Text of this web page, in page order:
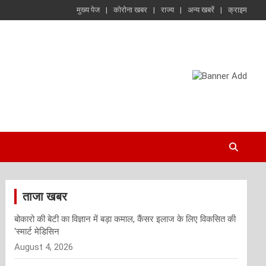
मुख्य पेज कोरोना खबर राज्य अन्य खबरें क्राइम
ताजा खबर
बोकारो की बेटी का विज्ञान में बड़ा कमाल, कैंसर इलाज के लिए विकसित की
‘स्मार्ट मेडिसिन
August 4, 2026